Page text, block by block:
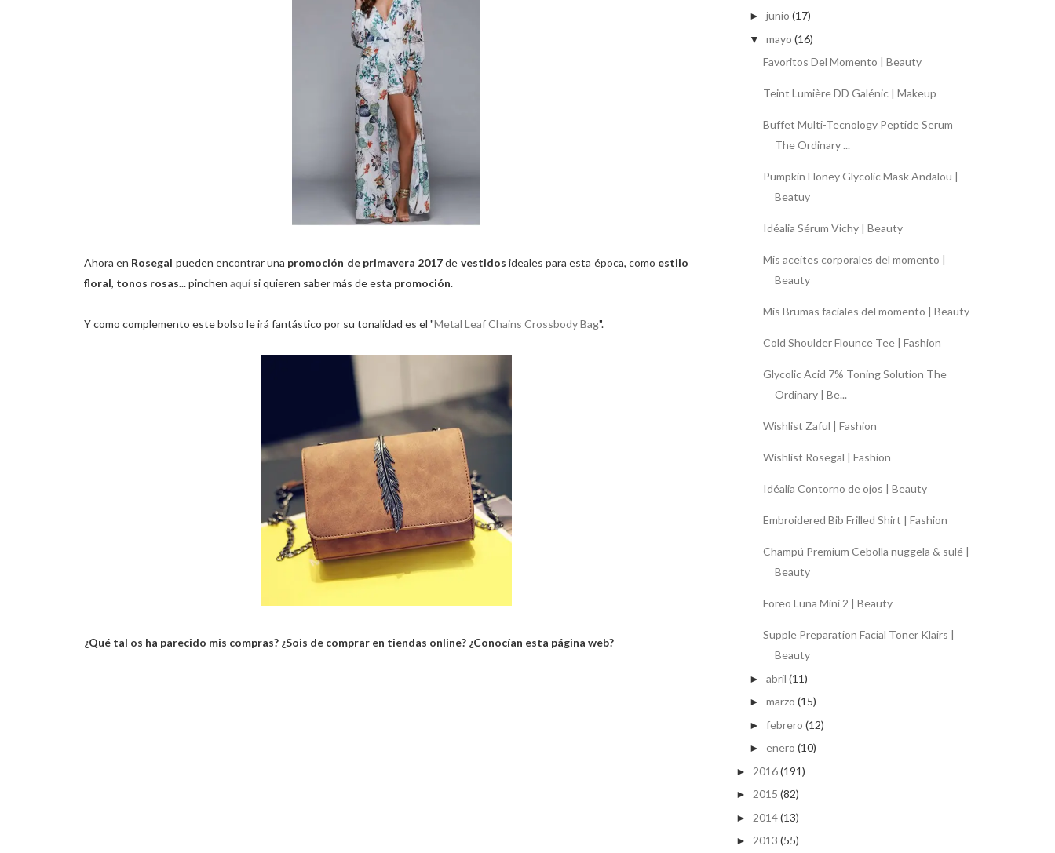
Ahora en Rosegal pueden encontrar una promoción de primavera 2017 de vestidos ideales para esta época, como estilo
floral, tonos rosas... pinchen aquí si quieren saber más de esta promoción.
Y como complemento este bolso le irá fantástico por su tonalidad es el "Metal Leaf Chains Crossbody Bag".
¿Qué tal os ha parecido mis compras? ¿Sois de comprar en tiendas online? ¿Conocían esta página web?
► junio (17)
▼ mayo (16)
Favoritos Del Momento | Beauty
Teint Lumière DD Galénic | Makeup
Buffet Multi-Tecnology Peptide Serum
The Ordinary ...
Pumpkin Honey Glycolic Mask Andalou |
Beatuy
Idéalia Sérum Vichy | Beauty
Mis aceites corporales del momento |
Beauty
Mis Brumas faciales del momento | Beauty
Cold Shoulder Flounce Tee | Fashion
Glycolic Acid 7% Toning Solution The
Ordinary | Be...
Wishlist Zaful | Fashion
Wishlist Rosegal | Fashion
Idéalia Contorno de ojos | Beauty
Embroidered Bib Frilled Shirt | Fashion
Champú Premium Cebolla nuggela & sulé |
Beauty
Foreo Luna Mini 2 | Beauty
Supple Preparation Facial Toner Klairs |
Beauty
► abril (11)
► marzo (15)
► febrero (12)
► enero (10)
► 2016(191)
► 2015 (82)
► 2014(13)
► 2013 (55)